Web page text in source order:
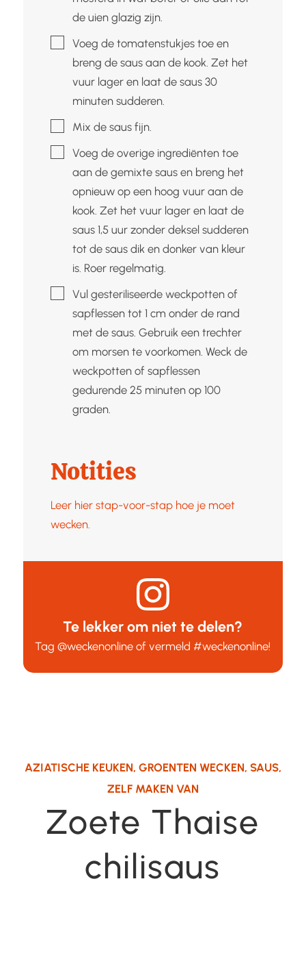
de uien glazig zijn.
▢Voeg de tomatenstukjes toe en
breng de saus aan de kook. Zet het
vuur lager en laat de saus 30
minuten sudderen.
▢Mix de saus fijn.
▢Voeg de overige ingrediënten toe
aan de gemixte saus en breng het
opnieuw op een hoog vuur aan de
kook. Zet het vuur lager en laat de
saus 1,5 uur zonder deksel sudderen
tot de saus dik en donker van kleur
is. Roer regelmatig.
▢Vul gesteriliseerde weckpotten of
sapflessen tot 1 cm onder de rand
met de saus. Gebruik een trechter
om morsen te voorkomen. Weck de
weckpotten of sapflessen
gedurende 25 minuten op 100
graden.
Notities
Leer hier stap-voor-stap hoe je moet
wecken.
Te lekker om niet te delen?
Tag@weckenonline of vermeld#weckenonline!
AZIATISCHE KEUKEN, GROENTEN WECKEN, SAUS,
ZELF MAKEN VAN
Zoete Thaise
chilisaus